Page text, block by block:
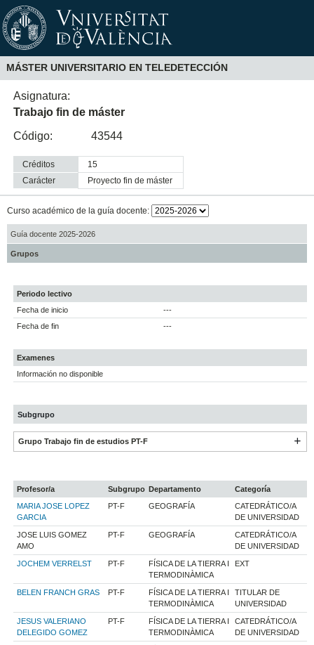
MÁSTER UNIVERSITARIO EN TELEDETECCIÓN
Asignatura:
Trabajo fin de máster
Código:
43544
Créditos
15
Carácter
proyecto fin de máster
Curso académico de la guía docente:
Guía docente 2025-2026
Grupos
Periodo lectivo
Fecha de inicio
---
Fecha de fin
---
Examenes
Información no disponible
Subgrupo
Grupo Trabajo fin de estudios PT-F
Profesor/a Subgrupo Departamento
Categoría
MARIA JOSE LOPEZ
GARCIA
PT-F GEOGRAFÍA
CATEDRÁTICO/A
DE UNIVERSIDAD
JOSE LUIS GOMEZ
AMO
PT-F GEOGRAFÍA
CATEDRÁTICO/A
DE UNIVERSIDAD
JOCHEM VERRELST PT-F
FÍSICA DE LA TIERRA I
TERMODINÀMICA
EXT
BELEN FRANCH GRAS PT-F
FÍSICA DE LA TIERRA I
TERMODINÀMICA
TITULAR DE
UNIVERSIDAD
JESUS VALERIANO
DELEGIDO GOMEZ
PT-F
FÍSICA DE LA TIERRA I
TERMODINÀMICA
CATEDRÁTICO/A
DE UNIVERSIDAD